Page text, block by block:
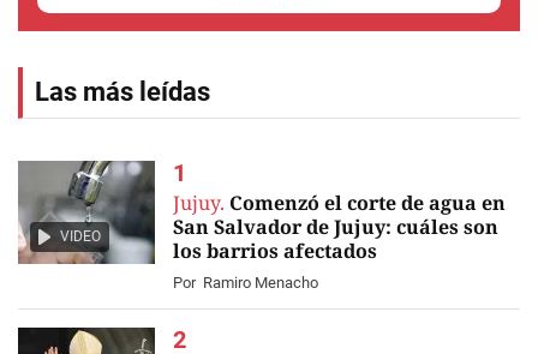
Las más leídas
VIDEO
Jujuy. Comenzó el corte de agua en
San Salvador de Jujuy: cuáles son
los barrios afectados
Por Ramiro Menacho